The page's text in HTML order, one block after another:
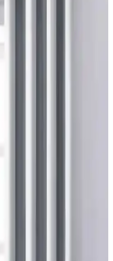
kullanımı ve uygun
Duvar Rengine
yumuşatırken
kullanım mekanda görsel
İçin Uyumlu